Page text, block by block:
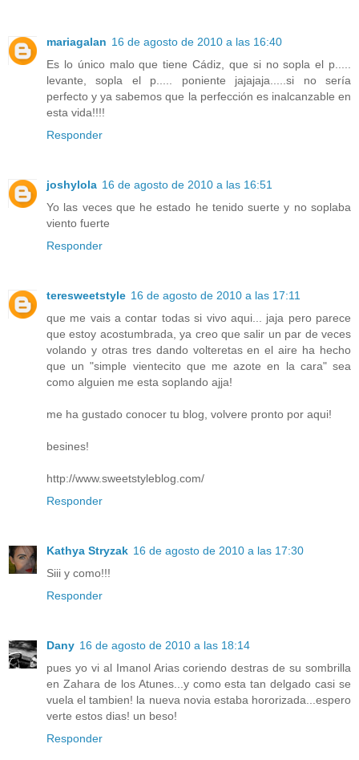
mariagalan 16 de agosto de 2010 a las 16:40
Es lo único malo que tiene Cádiz, que si no sopla el p.....
levante, sopla el p..... poniente jajajaja.....si no sería
perfecto y ya sabemos que la perfección es inalcanzable en
esta vida!!!!
Responder
joshylola 16 de agosto de 2010 a las 16:51
Yo las veces que he estado he tenido suerte y no soplaba
viento fuerte
Responder
teresweetstyle 16 de agosto de 2010 a las 17:11
que me vais a contar todas si vivo aqui... jaja pero parece
que estoy acostumbrada, ya creo que salir un par de veces
volando y otras tres dando volteretas en el aire ha hecho
que un "simple vientecito que me azote en la cara" sea
como alguien me esta soplando ajja!
me ha gustado conocer tu blog, volvere pronto por aqui!
besines!
http://www.sweetstyleblog.com/
Responder
Kathya Stryzak 16 de agosto de 2010 a las 17:30
Siii y como!!!
Responder
Dany 16 de agosto de 2010 a las 18:14
pues yo vi al Imanol Arias coriendo destras de su sombrilla
en Zahara de los Atunes...y como esta tan delgado casi se
vuela el tambien! la nueva novia estaba hororizada...espero
verte estos dias! un beso!
Responder